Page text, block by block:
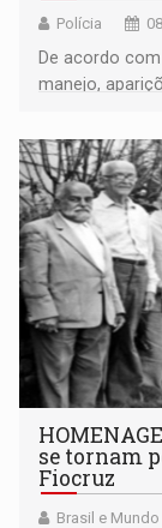
Polícia
De acordo
manejo,
se tornam
Fiocruz
Brasil e Mundo